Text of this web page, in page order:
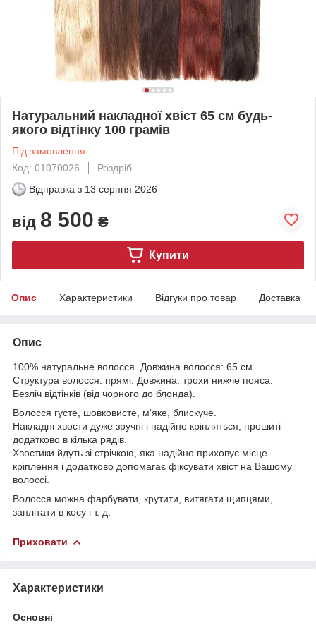
Натуральний накладної хвіст 65 см будь-
якого відтінку 100 грамів
Під замовлення
Код: 01070026
Роздріб
Відправка з 13 серпня 2026
від 8 500 ₴
Купити
Опис Характеристики Відгуки про товар Доставка
Опис
100% натуральне волосся. Довжина волосся: 65 см.
Структура волосся: прямі. Довжина: трохи нижче пояса.
Безліч відтінків (від чорного до блонда).
Волосся густе, шовковисте, м'яке, блискуче.
Накладні хвости дуже зручні і надійно кріпляться, прошиті
додатково в кілька рядів.
Хвостики йдуть зі стрічкою, яка надійно приховує місце
кріплення і додатково допомагає фіксувати хвіст на Вашому
волоссі.
Волосся можна фарбувати, крутити, витягати щипцями,
заплітати в косу і т. д.
Приховати
Характеристики
Основні